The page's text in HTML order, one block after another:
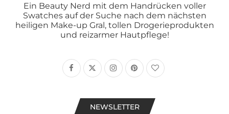
Ein Beauty Nerd mit dem Handrücken voller
Swatches auf der Suche nach dem nächsten
heiligen Make-up Gral, tollen Drogerieprodukten
und reizarmer Hautpflege!
NEWSLETTER